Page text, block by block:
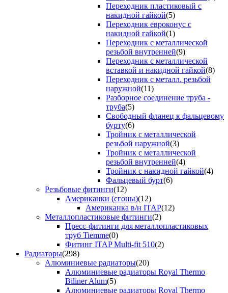
Переходник пластиковый с
накидной гайкой(5)
Переходник евроконус с
накидной гайкой(1)
Переходник с металлической
резьбой внутренней(9)
Переходник с металлической
вставкой и накидной гайкой(8)
Переходник с металл. резьбой
наружной(11)
Разборное соединение труба -
труба(5)
Свободный фланец к фальцевому
бурту(6)
Тройник с металлической
резьбой наружной(3)
Тройник с металлической
резьбой внутренней(4)
Тройник с накидной гайкой(4)
Фальцевый бурт(6)
Резьбовые фитинги(12)
Американки (сгоны)(12)
Американка в/н ITAP(12)
Металлопластиковые фитинги(2)
Пресс-фитинги для металлопластиковых
труб Tiemme(0)
Фитинг ITAP Multi-fit 510(2)
Радиаторы(298)
Алюминиевые радиаторы(20)
Алюминиевые радиаторы Royal Thermo
Biliner Alum(5)
Алюминиевые радиаторы Royal Thermo